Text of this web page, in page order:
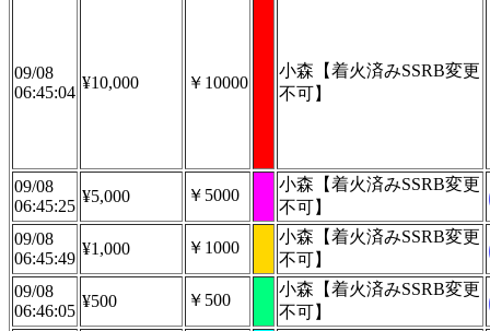
09/08
06:45:04
¥10,000 ￥10000
小森【着火済みSSRB変更
不可】
09/08
06:45:25
¥5,000 ￥5000
小森【着火済みSSRB変更
不可】
09/08
06:45:49
¥1,000 ￥1000
小森【着火済みSSRB変更
不可】
09/08
06:46:05
¥500 ￥500
小森【着火済みSSRB変更
不可】